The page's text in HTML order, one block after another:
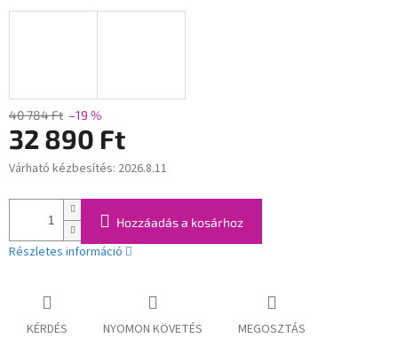
40 784 Ft –19 %
32 890 Ft
Egységár:
Várható kézbesítés: 2026.8.11
Hozzáadás a kosárhoz
Részletes információ
KÉRDÉS NYOMON KÖVETÉS MEGOSZTÁS